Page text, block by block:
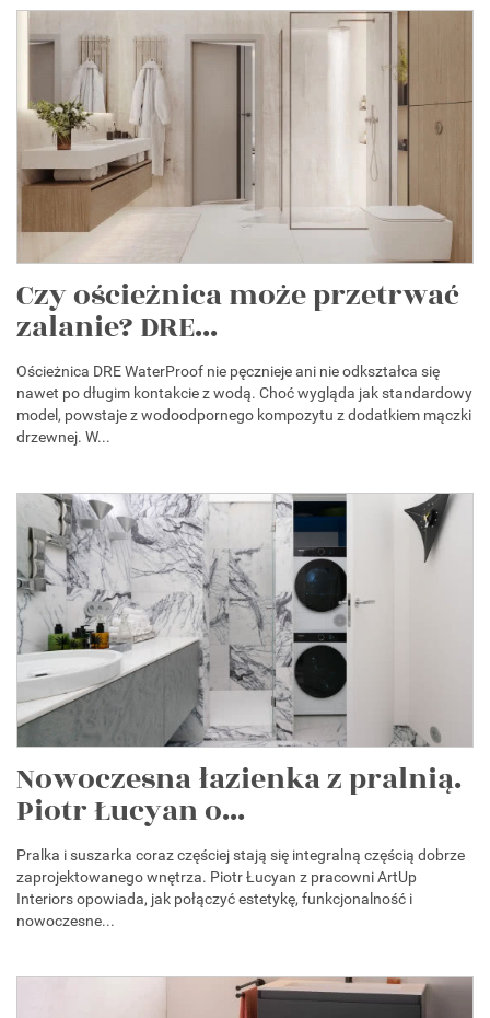
Czy ościeżnica może przetrwać
zalanie? DRE...
Ościeżnica DRE WaterProof nie pęcznieje ani nie odkształca się
nawet po długim kontakcie z wodą. Choć wygląda jak standardowy
model, powstaje z wodoodpornego kompozytu z dodatkiem mączki
drzewnej. W...
Nowoczesna łazienka z pralnią.
Piotr Łucyan o...
Pralka i suszarka coraz częściej stają się integralną częścią dobrze
zaprojektowanego wnętrza. Piotr Łucyan z pracowni ArtUp
Interiors opowiada, jak połączyć estetykę, funkcjonalność i
nowoczesne...